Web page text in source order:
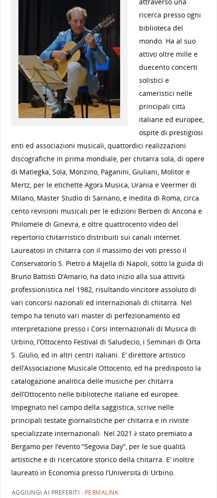
ricerca presso ogni
biblioteca del
mondo. Ha al suo
attivo oltre mille e
duecento concerti
solistici e
cameristici nelle
principali città
italiane ed europee,
ospite di prestigiosi
enti ed associazioni musicali, quattordici realizzazioni
discografiche in prima mondiale, per chitarra sola, di opere
di Matiegka, Sola, Monzino, Paganini, Giuliani, Molitor e
Mertz, per le etichette Agorà Musica, Urania e Veermer di
Milano, Master Studio di Sarnano, e Inedita di Roma, circa
cento revisioni musicali per le edizioni Berben di Ancona e
Philomele di Ginevra, e oltre quattrocento video del
repertorio chitarristico distribuiti sui canali internet.
Laureatosi in chitarra con il massimo dei voti presso il
Conservatorio S. Pietro a Majella di Napoli, sotto la guida di
Bruno Battisti D’Amario, ha dato inizio alla sua attività
professionistica nel 1982, risultando vincitore assoluto di
vari concorsi nazionali ed internazionali di chitarra. Nel
tempo ha tenuto vari master di perfezionamento ed
interpretazione presso i Corsi Internazionali di Musica di
Urbino, l’Ottocento Festival di Saludecio, i Seminari di Orta
S. Giulio, ed in altri centri italiani. E’ direttore artistico
dell’Associazione Musicale Ottocento, ed ha predisposto la
catalogazione analitica delle musiche per chitarra
dell’Ottocento nelle biblioteche italiane ed europee.
Impegnato nel campo della saggistica, scrive nelle
principali testate giornalistiche per chitarra e in riviste
specializzate internazionali. Nel 2021 è stato premiato a
Bergamo per l’evento “Segovia Day”, per le sue qualità
artistiche e di ricercatore storico della chitarra. E’ inoltre
laureato in Economia presso l’Università di Urbino.
AGGIUNGI AI PREFERITI : PERMALINK.